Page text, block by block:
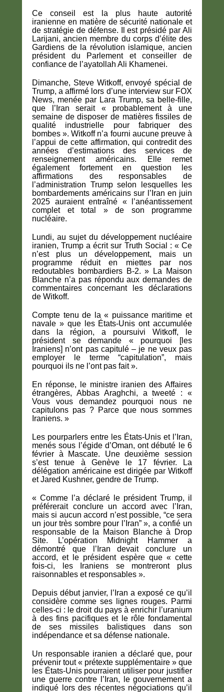
Ce conseil est la plus haute autorité
iranienne en matière de sécurité nationale et
de stratégie de défense. Il est présidé par Ali
Larijani, ancien membre du corps d’élite des
Gardiens de la révolution islamique, ancien
président du Parlement et conseiller de
confiance de l’ayatollah Ali Khamenei.
Dimanche, Steve Witkoff, envoyé spécial de
Trump, a affirmé lors d’une interview sur FOX
News, menée par Lara Trump, sa belle-fille,
que l’Iran serait « probablement à une
semaine de disposer de matières fissiles de
qualité industrielle pour fabriquer des
bombes ». Witkoff n’a fourni aucune preuve à
l’appui de cette affirmation, qui contredit des
années d’estimations des services de
renseignement américains. Elle remet
également fortement en question les
affirmations des responsables de
l’administration Trump selon lesquelles les
bombardements américains sur l’Iran en juin
2025 auraient entraîné « l’anéantissement
complet et total » de son programme
nucléaire.
Lundi, au sujet du développement nucléaire
iranien, Trump a écrit sur Truth Social : « Ce
n’est plus un développement, mais un
programme réduit en miettes par nos
redoutables bombardiers B-2. » La Maison
Blanche n’a pas répondu aux demandes de
commentaires concernant les déclarations
de Witkoff.
Compte tenu de la « puissance maritime et
navale » que les États-Unis ont accumulée
dans la région, a poursuivi Witkoff, le
président se demande « pourquoi [les
Iraniens] n’ont pas capitulé – je ne veux pas
employer le terme “capitulation”, mais
pourquoi ils ne l’ont pas fait ».
En réponse, le ministre iranien des Affaires
étrangères, Abbas Araghchi, a tweeté : «
Vous vous demandez pourquoi nous ne
capitulons pas ? Parce que nous sommes
Iraniens. »
Les pourparlers entre les États-Unis et l’Iran,
menés sous l’égide d’Oman, ont débuté le 6
février à Mascate. Une deuxième session
s’est tenue à Genève le 17 février. La
délégation américaine est dirigée par Witkoff
et Jared Kushner, gendre de Trump.
« Comme l’a déclaré le président Trump, il
préférerait conclure un accord avec l’Iran,
mais si aucun accord n’est possible, “ce sera
un jour très sombre pour l’Iran” », a confié un
responsable de la Maison Blanche à Drop
Site. L’opération Midnight Hammer a
démontré que l’Iran devait conclure un
accord, et le président espère que « cette
fois-ci, les Iraniens se montreront plus
raisonnables et responsables ».
Depuis début janvier, l’Iran a exposé ce qu’il
considère comme ses lignes rouges. Parmi
celles-ci : le droit du pays à enrichir l’uranium
à des fins pacifiques et le rôle fondamental
de ses missiles balistiques dans son
indépendance et sa défense nationale.
Un responsable iranien a déclaré que, pour
prévenir tout « prétexte supplémentaire » que
les États-Unis pourraient utiliser pour justifier
une guerre contre l’Iran, le gouvernement a
indiqué lors des récentes négociations qu’il